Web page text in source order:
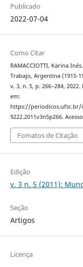
Publicado
2022-07-04
Como Citar
RAMACCIOTTI, Karina
Trabajo, Argentina (1915-
v. 3, n. 5, p. 266–284,
em:
https://
9222.2011v3n5p266.
Fomatos de Citação
Edição
v. 3 n. 5 (2011):
Seção
Artigos
Licença